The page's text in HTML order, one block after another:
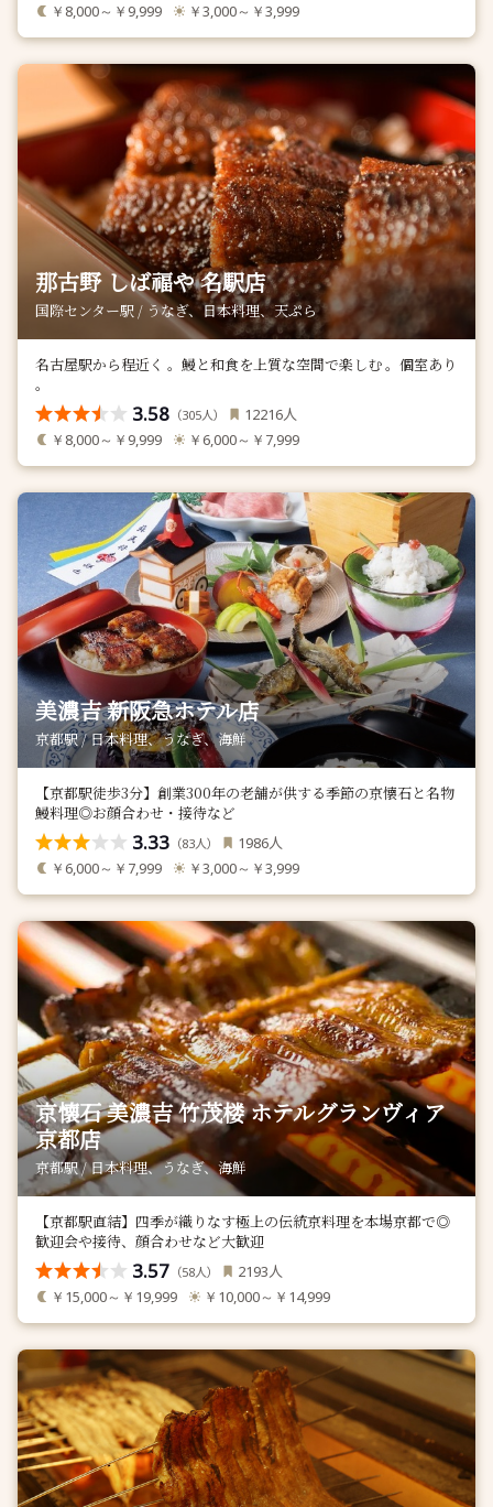
￥8,000～￥9,999 ￥3,000～￥3,999
那古野 しば福や 名駅店
国際センター駅 / うなぎ、日本料理、天ぷら
名古屋駅から程近く 。鰻と和食を上質な空間で楽しむ 。個室あり
。
3.58 （305人） 12216人
￥8,000～￥9,999 ￥6,000～￥7,999
美濃吉 新阪急ホテル店
京都駅 / 日本料理、うなぎ、海鮮
【京都駅徒歩3分】創業300年の老舗が供する季節の京懐石と名物
鰻料理◎お顔合わせ・接待など
3.33 （83人） 1986人
￥6,000～￥7,999 ￥3,000～￥3,999
京懐石 美濃吉 竹茂楼 ホテルグランヴィア
京都店
京都駅 / 日本料理、うなぎ、海鮮
【京都駅直結】四季が織りなす極上の伝統京料理を本場京都で◎
歓迎会や接待、顔合わせなど大歓迎
3.57 （58人） 2193人
￥15,000～￥19,999 ￥10,000～￥14,999